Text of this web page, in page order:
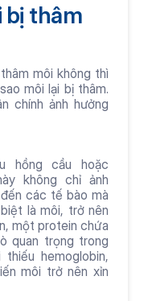
bị thâm
môi không thì
môi lại bị thâm.
chính ảnh hưởng
hồng cầu hoặc
không chỉ ảnh
các tế bào mà
là môi, trở nên
một protein chứa
quan trọng trong
hemoglobin,
môi trở nên xỉn